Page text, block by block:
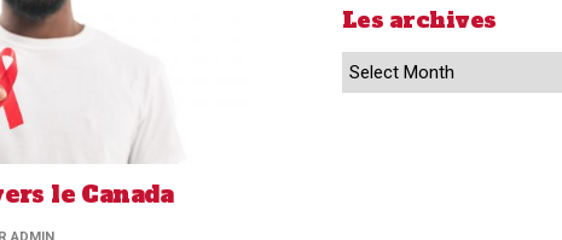
le Canada
Les archives
Les
archives